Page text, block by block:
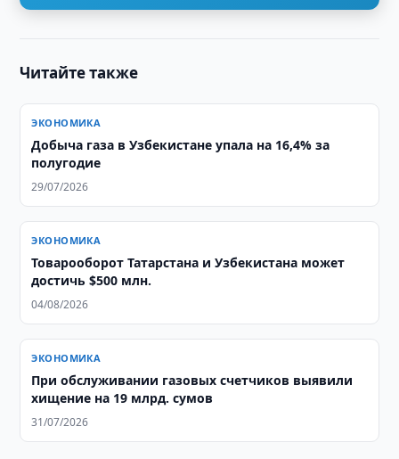
Читайте также
ЭКОНОМИКА
Добыча газа в Узбекистане упала на 16,4% за
полугодие
29/07/2026
ЭКОНОМИКА
Товарооборот Татарстана и Узбекистана может
достичь $500 млн.
04/08/2026
ЭКОНОМИКА
При обслуживании газовых счетчиков выявили
хищение на 19 млрд. сумов
31/07/2026